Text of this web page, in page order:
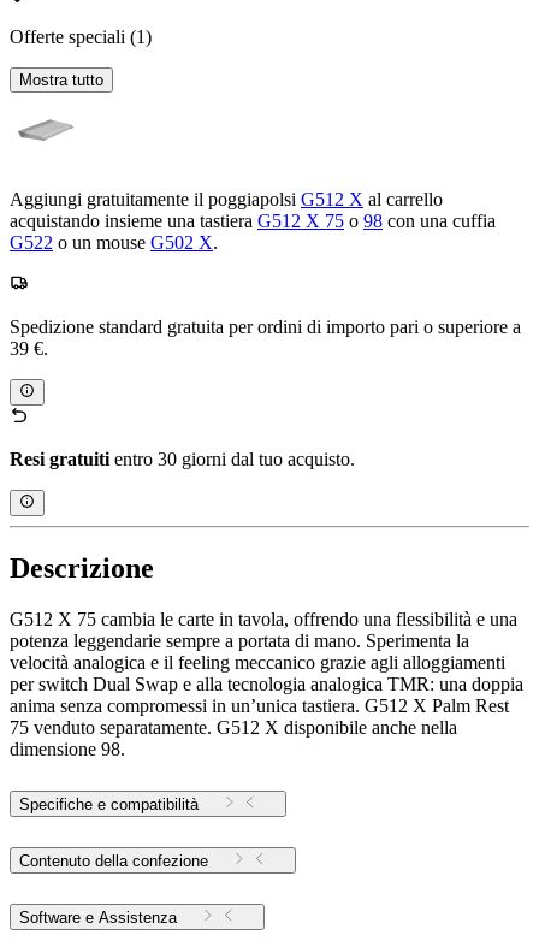
Offerte speciali (1)
Mostra tutto
Aggiungi gratuitamente il poggiapolsi G512 X al carrello
acquistando insieme una tastiera G512 X 75 o 98 con una cuffia
G522 o un mouse G502 X.
Spedizione standard gratuita per ordini di importo pari o superiore a
39 €.
Resi gratuiti entro 30 giorni dal tuo acquisto.
Descrizione
G512 X 75 cambia le carte in tavola, offrendo una flessibilità e una
potenza leggendarie sempre a portata di mano. Sperimenta la
velocità analogica e il feeling meccanico grazie agli alloggiamenti
per switch Dual Swap e alla tecnologia analogica TMR: una doppia
anima senza compromessi in un’unica tastiera. G512 X Palm Rest
75 venduto separatamente. G512 X disponibile anche nella
dimensione 98.
Specifiche e compatibilità
Contenuto della confezione
Software e Assistenza